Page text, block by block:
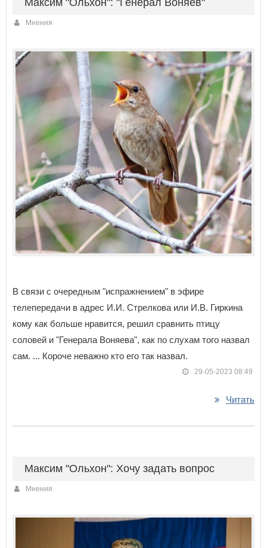
Мнения
В связи с очередным "испражнением" в эфире
телепередачи в адрес И.И. Стрелкова или И.В. Гиркина
кому как больше нравится, решил сравнить птицу
соловей и "Генерала Воняева", как по слухам того назвал
сам. ... Короче неважно кто его так назвал.
29-05-2023 08:49
Читать
Максим "Ольхон": Хочу задать вопрос
Мнения